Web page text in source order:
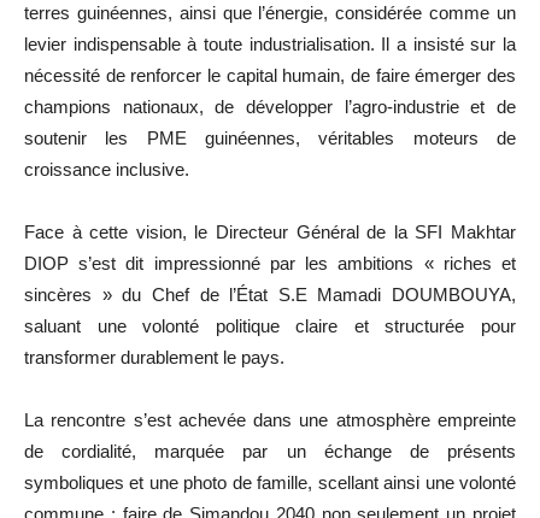
terres guinéennes, ainsi que l’énergie, considérée comme un
levier indispensable à toute industrialisation. Il a insisté sur la
nécessité de renforcer le capital humain, de faire émerger des
champions nationaux, de développer l’agro-industrie et de
soutenir les PME guinéennes, véritables moteurs de
croissance inclusive.
Face à cette vision, le Directeur Général de la SFI Makhtar
DIOP s’est dit impressionné par les ambitions « riches et
sincères » du Chef de l’État S.E Mamadi DOUMBOUYA,
saluant une volonté politique claire et structurée pour
transformer durablement le pays.
La rencontre s’est achevée dans une atmosphère empreinte
de cordialité, marquée par un échange de présents
symboliques et une photo de famille, scellant ainsi une volonté
commune : faire de Simandou 2040 non seulement un projet